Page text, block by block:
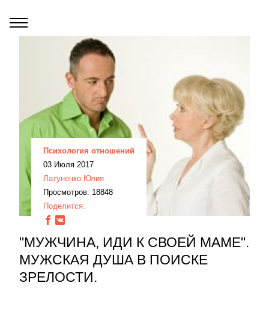
Психология отношений
03 Июля 2017
Латуненко Юлия
Просмотров: 18848
Поделится:
"МУЖЧИНА, ИДИ К СВОЕЙ МАМЕ".
МУЖСКАЯ ДУША В ПОИСКЕ
ЗРЕЛОСТИ.